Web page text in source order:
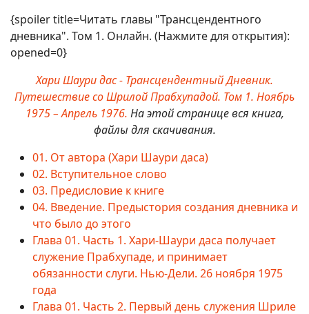
{spoiler title=Читать главы "Трансцендентного
дневника". Том 1. Онлайн. (Нажмите для открытия):
opened=0}
Хари Шаури дас - Трансцендентный Дневник.
Путешествие со Шрилой Прабхупадой. Том 1. Ноябрь
1975 – Апрель 1976. На этой странице вся книга,
файлы для скачивания.
01. От автора (Хари Шаури даса)
02. Вступительное слово
03. Предисловие к книге
04. Введение. Предыстория создания дневника и
что было до этого
Глава 01. Часть 1. Хари-Шаури даса получает
служение Прабхупаде, и принимает
обязанности слуги. Нью-Дели. 26 ноября 1975
года
Глава 01. Часть 2. Первый день служения Шриле